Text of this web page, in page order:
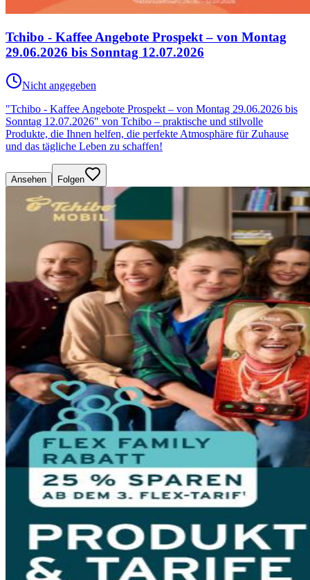
Tchibo - Kaffee Angebote Prospekt – von Montag
29.06.2026 bis Sonntag 12.07.2026
Nicht angegeben
"Tchibo - Kaffee Angebote Prospekt – von Montag 29.06.2026 bis
Sonntag 12.07.2026" von Tchibo – praktische und stilvolle
Produkte, die Ihnen helfen, die perfekte Atmosphäre für Zuhause
und das tägliche Leben zu schaffen!
Ansehen Folgen